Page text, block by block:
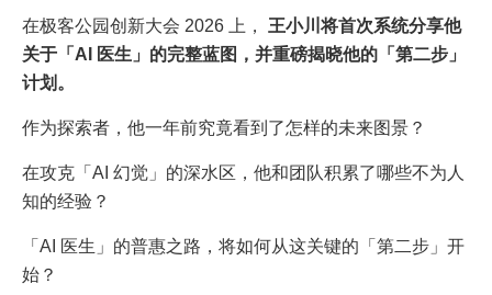
在极客公园创新大会 2026 上， 王小川将首次系统分享他
关于「AI 医生」的完整蓝图，并重磅揭晓他的「第二步」
计划。
作为探索者，他一年前究竟看到了怎样的未来图景？
在攻克「AI 幻觉」的深水区，他和团队积累了哪些不为人
知的经验？
「AI 医生」的普惠之路，将如何从这关键的「第二步」开
始？